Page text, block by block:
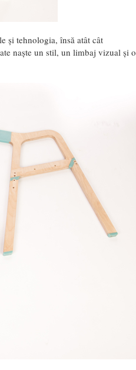
și tehnologia, însă atât cât
naște un stil, un limbaj vizual și o